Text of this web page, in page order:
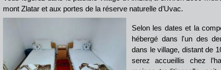
mont Zlatar et aux portes de la réserve naturelle d’Uvac.
Selon les dates et la
hébergé dans l'un des
dans le village, distant de
serez accueillis chez